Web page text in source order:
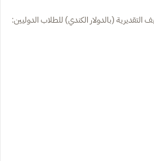
(بالدولار الكندي) للطلاب الدوليين: